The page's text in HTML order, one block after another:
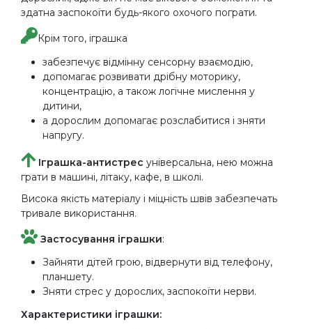
здатна заспокоїти будь-якого охочого пограти.
Крім того, іграшка
забезпечує відмінну сенсорну взаємодію,
допомагає розвивати дрібну моторику,
концентрацію, а також логічне мислення у
дитини,
а дорослим допомагає розслабитися і зняти
напругу.
Іграшка-антистрес універсальна, нею можна
грати в машині, літаку, кафе, в школі.
Висока якість матеріалу і міцність швів забезпечать
тривале використання.
Застосування іграшки:
Зайняти дітей грою, відвернути від телефону,
планшету.
Зняти стрес у дорослих, заспокоїти нерви.
Характеристики іграшки: